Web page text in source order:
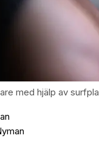
med hjälp av